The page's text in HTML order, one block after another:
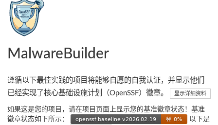
MalwareBuilder
遵循以下最佳实践的项目将能够自愿的自我认证，并显示他们
已经实现了核心基础设施计划（OpenSSF）徽章。
显示详细资料
如果这是您的项目，请在项目页面上显示您的基准徽章状态！基准
徽章状态如下所示：
以下是